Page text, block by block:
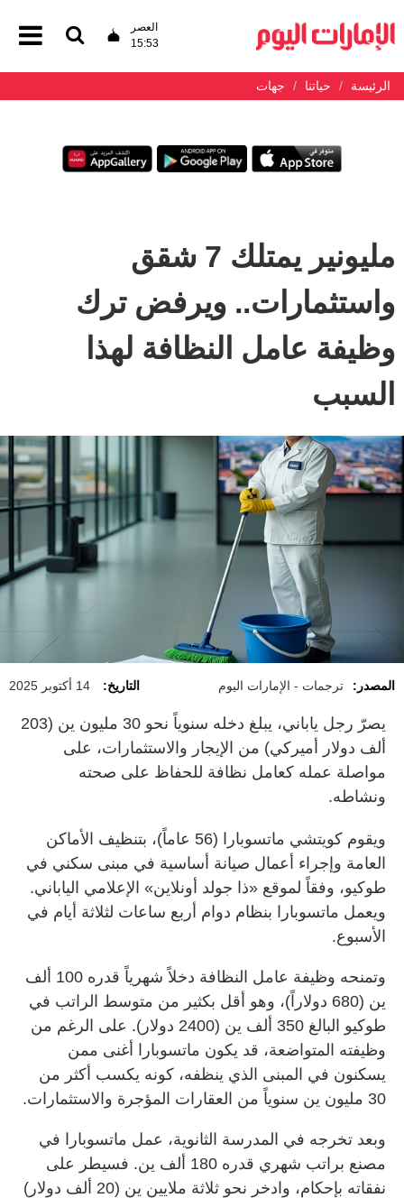
العصر
15:53
الرئيسة حياتنا جهات
مليونير يمتلك 7 شقق
واستثمارات.. ويرفض ترك
وظيفة عامل النظافة لهذا
السبب
المصدر: ترجمات - الإمارات اليوم التاريخ: 14 أكتوبر 2025
يصرّ رجل ياباني، يبلغ دخله سنوياً نحو 30 مليون ين (203
ألف دولار أميركي) من الإيجار والاستثمارات، على
مواصلة عمله كعامل نظافة للحفاظ على صحته
ونشاطه.
ويقوم كويتشي ماتسوبارا (56 عاماً)، بتنظيف الأماكن
العامة وإجراء أعمال صيانة أساسية في مبنى سكني في
طوكيو، وفقاً لموقع «ذا جولد أونلاين» الإعلامي الياباني.
ويعمل ماتسوبارا بنظام دوام أربع ساعات لثلاثة أيام في
الأسبوع.
وتمنحه وظيفة عامل النظافة دخلاً شهرياً قدره 100 ألف
ين (680 دولاراً)، وهو أقل بكثير من متوسط الراتب في
طوكيو البالغ 350 ألف ين (2400 دولار). على الرغم من
وظيفته المتواضعة، قد يكون ماتسوبارا أغنى ممن
يسكنون في المبنى الذي ينظفه، كونه يكسب أكثر من
30 مليون ين سنوياً من العقارات المؤجرة والاستثمارات.
وبعد تخرجه في المدرسة الثانوية، عمل ماتسوبارا في
مصنع براتب شهري قدره 180 ألف ين. فسيطر على
نفقاته بإحكام، وادخر نحو ثلاثة ملايين ين (20 ألف دولار)